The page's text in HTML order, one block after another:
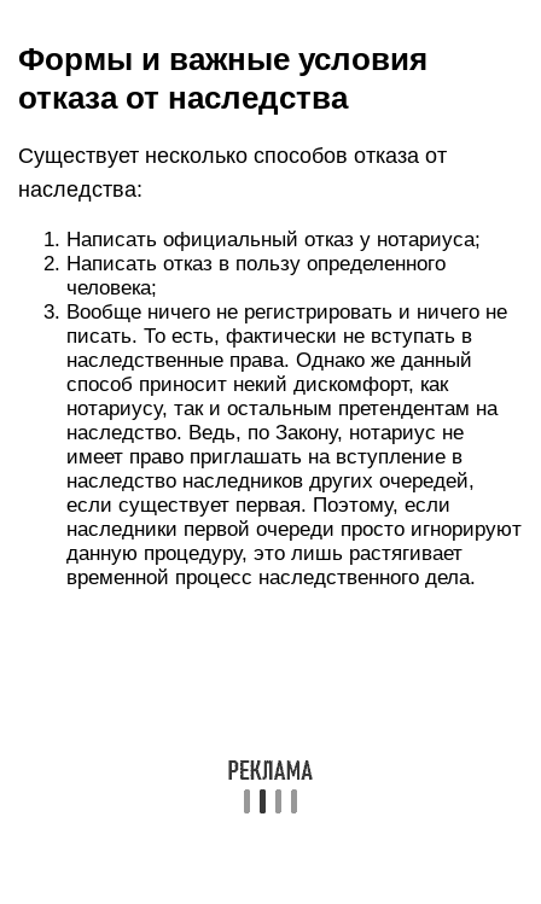
Формы и важные условия
отказа от наследства
Существует несколько способов отказа от
наследства:
Написать официальный отказ у нотариуса;
Написать отказ в пользу определенного
человека;
Вообще ничего не регистрировать и ничего не
писать. То есть, фактически не вступать в
наследственные права. Однако же данный
способ приносит некий дискомфорт, как
нотариусу, так и остальным претендентам на
наследство. Ведь, по Закону, нотариус не
имеет право приглашать на вступление в
наследство наследников других очередей,
если существует первая. Поэтому, если
наследники первой очереди просто игнорируют
данную процедуру, это лишь растягивает
временной процесс наследственного дела.